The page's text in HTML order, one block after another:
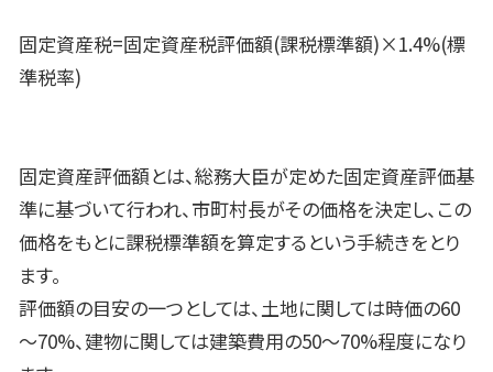
固定資産税=固定資産税評価額(課税標準額)×1.4%(標
準税率)
固定資産評価額とは、総務大臣が定めた固定資産評価基
準に基づいて行われ、市町村長がその価格を決定し、この
価格をもとに課税標準額を算定するという手続きをとり
ます。
評価額の目安の一つとしては、土地に関しては時価の60
～70%、建物に関しては建築費用の50～70%程度になり